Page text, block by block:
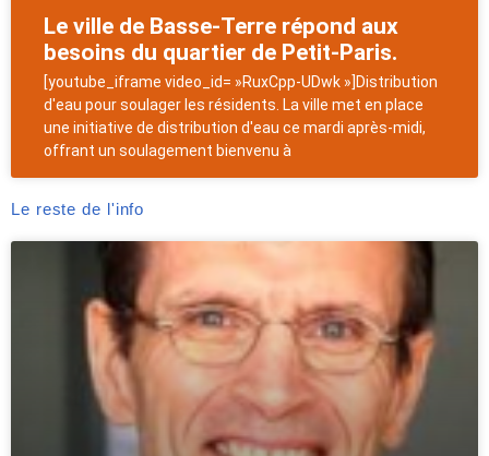
Le ville de Basse-Terre répond aux
besoins du quartier de Petit-Paris.
[youtube_iframe video_id= »RuxCpp-UDwk »]Distribution
d'eau pour soulager les résidents. La ville met en place
une initiative de distribution d'eau ce mardi après-midi,
offrant un soulagement bienvenu à
Le reste de l'info